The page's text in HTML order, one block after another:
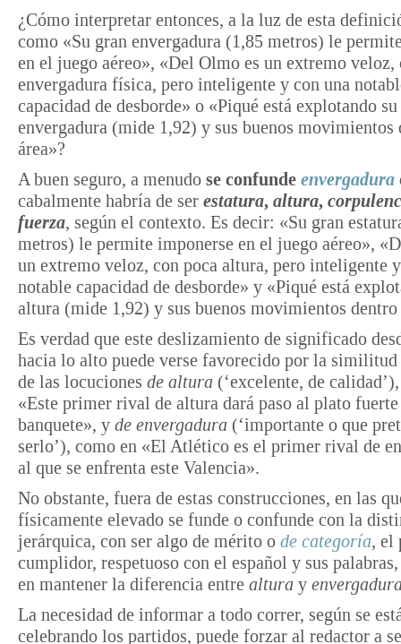
¿Cómo interpretar entonces, a la luz de esta
como «Su gran envergadura (1,85 metros) le
en el juego aéreo», «Del Olmo es un extremo veloz,
envergadura física, pero inteligente y con una
capacidad de desborde» o «Piqué está explotando su
envergadura (mide 1,92) y sus buenos movimientos
área»?
A buen seguro, a menudo se confunde envergadura
cabalmente habría de ser estatura, altura,
fuerza, según el contexto. Es decir: «Su gran
metros) le permite imponerse en el juego aéreo»,
un extremo veloz, con poca altura, pero inteligente
notable capacidad de desborde» y «Piqué está
altura (mide 1,92) y sus buenos movimientos dentro
Es verdad que este deslizamiento de significado
hacia lo alto puede verse favorecido por la similitud
de las locuciones de altura (‘excelente, de
«Este primer rival de altura dará paso al plato
banquete», y de envergadura (‘importante o que
serlo’), como en «El Atlético es el primer rival de
al que se enfrenta este Valencia».
No obstante, fuera de estas construcciones, en las
físicamente elevado se funde o confunde con la
jerárquica, con ser algo de mérito o de categoría, el
cumplidor, respetuoso con el español y sus
en mantener la diferencia entre altura y
La necesidad de informar a todo correr, según se
celebrando los partidos, puede forzar al redactor a